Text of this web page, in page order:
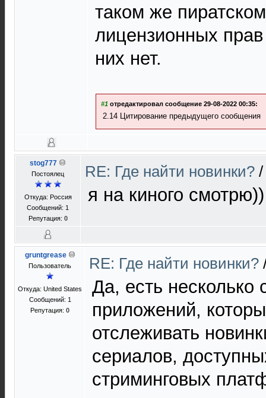
таком же
лицензионных
них нет.
#1 отредактировал сообщение 29-08-2022 00:35:
2.14 Цитирование предыдущего сообщения
stog777
Постоялец
Откуда: Россия
Сообщений: 1
Репутация: 0
RE: Где найти новинки?
я на киного смотрю))
gruntgrease
Пользователь
Откуда: United States
Сообщений: 1
Репутация: 0
RE: Где найти новинки?
Да, есть несколько
приложений,
отслеживать
сериалов,
стриминговых